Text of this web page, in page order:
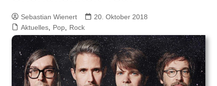
Sebastian Wienert
20. Oktober 2018
Aktuelles, Pop, Rock